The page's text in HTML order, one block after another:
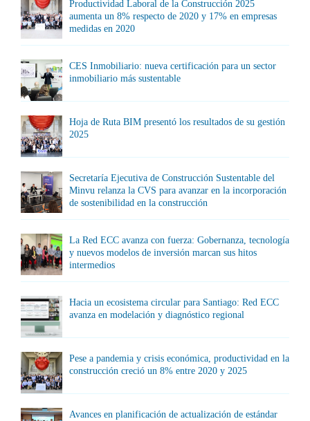
Productividad Laboral de la Construcción 2025
aumenta un 8% respecto de 2020 y 17% en empresas
medidas en 2020
CES Inmobiliario: nueva certificación para un sector
inmobiliario más sustentable
Hoja de Ruta BIM presentó los resultados de su gestión
2025
Secretaría Ejecutiva de Construcción Sustentable del
Minvu relanza la CVS para avanzar en la incorporación
de sostenibilidad en la construcción
La Red ECC avanza con fuerza: Gobernanza, tecnología
y nuevos modelos de inversión marcan sus hitos
intermedios
Hacia un ecosistema circular para Santiago: Red ECC
avanza en modelación y diagnóstico regional
Pese a pandemia y crisis económica, productividad en la
construcción creció un 8% entre 2020 y 2025
Avances en planificación de actualización de estándar